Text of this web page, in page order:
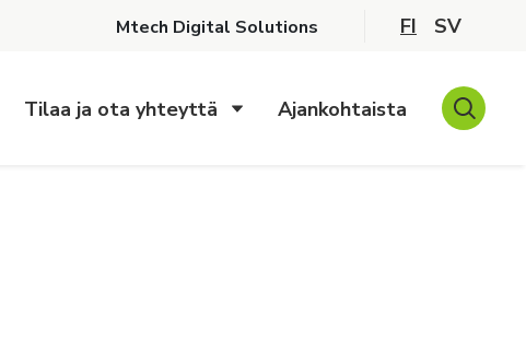
Mtech Digital Solutions FI SV
Tilaa ja ota yhteyttä Ajankohtaista